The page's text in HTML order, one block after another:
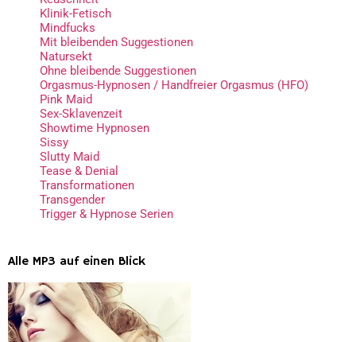
Klinik-Fetisch
Mindfucks
Mit bleibenden Suggestionen
Natursekt
Ohne bleibende Suggestionen
Orgasmus-Hypnosen / Handfreier Orgasmus (HFO)
Pink Maid
Sex-Sklavenzeit
Showtime Hypnosen
Sissy
Slutty Maid
Tease & Denial
Transformationen
Transgender
Trigger & Hypnose Serien
Alle MP3 auf einen Blick